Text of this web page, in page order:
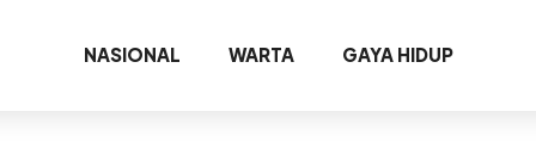
NASIONAL WARTA GAYA HIDUP